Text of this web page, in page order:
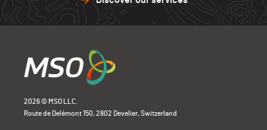
2026 © MSO LLC.
Route de Delémont 150, 2802 Develier, Switzerland